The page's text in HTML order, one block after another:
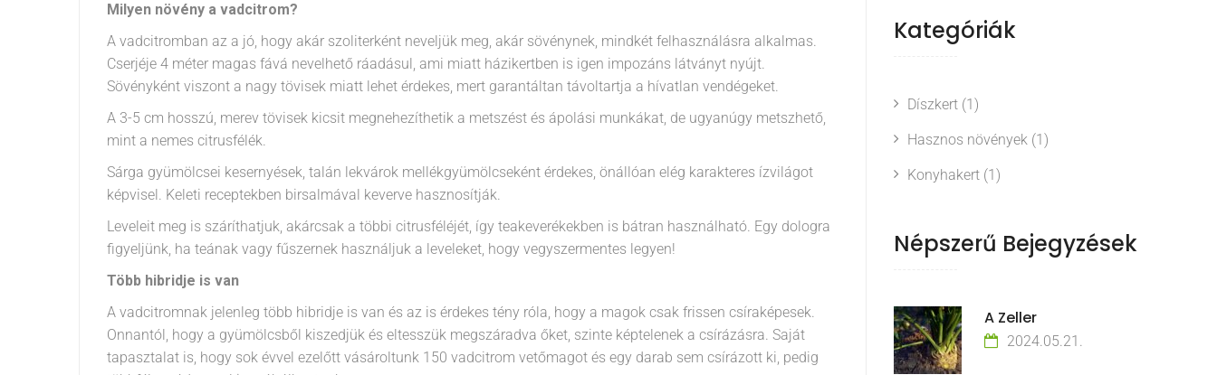
Milyen növény a vadcitrom?
A vadcitromban az a jó, hogy akár szoliterként neveljük meg, akár sövénynek, mindkét felhasználásra alkalmas.
Cserjéje 4 méter magas fává nevelhető ráadásul, ami miatt házikertben is igen impozáns látványt nyújt.
Sövényként viszont a nagy tövisek miatt lehet érdekes, mert garantáltan távoltartja a hívatlan vendégeket.
A 3-5 cm hosszú, merev tövisek kicsit megnehezíthetik a metszést és ápolási munkákat, de ugyanúgy metszhető,
mint a nemes citrusfélék.
Sárga gyümölcsei kesernyések, talán lekvárok mellékgyümölcseként érdekes, önállóan elég karakteres ízvilágot
képvisel. Keleti receptekben birsalmával keverve hasznosítják.
Leveleit meg is száríthatjuk, akárcsak a többi citrusféléjét, így teakeverékekben is bátran használható. Egy dologra
figyeljünk, ha teának vagy fűszernek használjuk a leveleket, hogy vegyszermentes legyen!
Több hibridje is van
A vadcitromnak jelenleg több hibridje is van és az is érdekes tény róla, hogy a magok csak frissen csíraképesek.
Onnantól, hogy a gyümölcsből kiszedjük és eltesszük megszáradva őket, szinte képtelenek a csírázásra. Saját
tapasztalat is, hogy sok évvel ezelőtt vásároltunk 150 vadcitrom vetőmagot és egy darab sem csírázott ki, pedig
Kategóriák
Díszkert (1)
Hasznos növények (1)
Konyhakert (1)
Népszerű Bejegyzések
A Zeller
2024.05.21.